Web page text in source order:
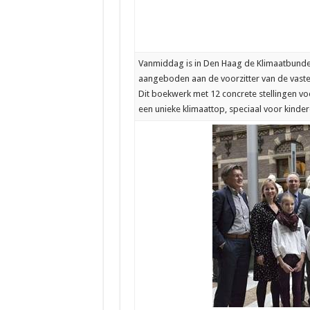
Vanmiddag is in Den Haag de
aangeboden aan de voorzitter van de
Dit boekwerk met 12 concrete stellingen
een unieke klimaattop, speciaal voor